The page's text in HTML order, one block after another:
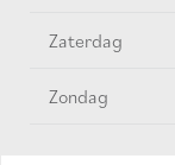
Zaterdag
Zondag